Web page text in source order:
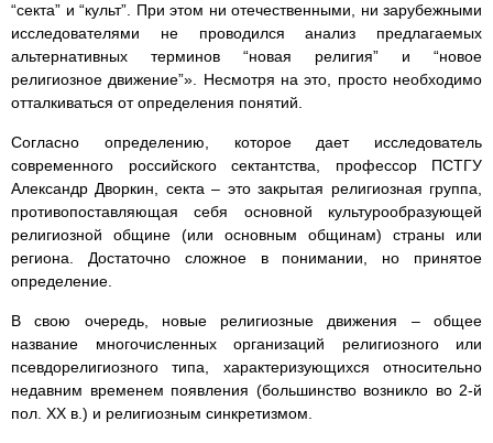
“секта” и “культ”. При этом ни отечественными, ни зарубежными
исследователями не проводился анализ предлагаемых
альтернативных терминов “новая религия” и “новое
религиозное движение”». Несмотря на это, просто необходимо
отталкиваться от определения понятий.
Согласно определению, которое дает исследователь
современного российского сектантства, профессор ПСТГУ
Александр Дворкин, секта – это закрытая религиозная группа,
противопоставляющая себя основной культурообразующей
религиозной общине (или основным общинам) страны или
региона. Достаточно сложное в понимании, но принятое
определение.
В свою очередь, новые религиозные движения – общее
название многочисленных организаций религиозного или
псевдорелигиозного типа, характеризующихся относительно
недавним временем появления (большинство возникло во 2-й
пол. XX в.) и религиозным синкретизмом.